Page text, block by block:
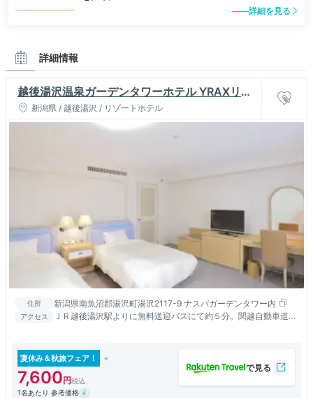
詳細を見る
詳細情報
越後湯沢温泉ガーデンタワーホテル YRAXリゾ
ート新潟県 / 越後湯沢 / リゾートホテル
住所 新潟県南魚沼郡湯沢町湯沢2117-9 ナスパガーデンタワー内
アクセス
ＪＲ越後湯沢駅よりに無料送迎バスにて約５分。関越自動車道湯
夏休み＆秋旅フェア！
7,600
1名あたり 参考価格